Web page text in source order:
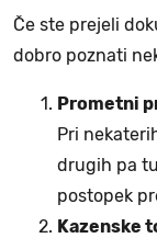
Če ste prejeli
dobro poznati
Prometni
Pri
drugih pa
postopek
Kazenske